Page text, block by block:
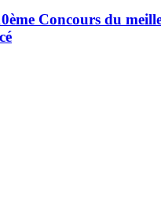
Concours du